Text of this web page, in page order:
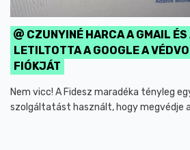
CZUNYINÉ HARCA A GMAIL
LETILTOTTA A GOOGLE A
FIÓKJÁT
Nem vicc! A Fidesz maradéka tényleg
szolgáltatást használt, hogy megvédje